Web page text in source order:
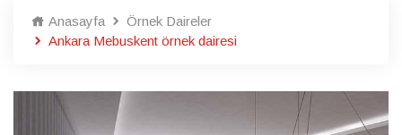
Anasayfa
Örnek Daireler
Ankara Mebuskent örnek dairesi